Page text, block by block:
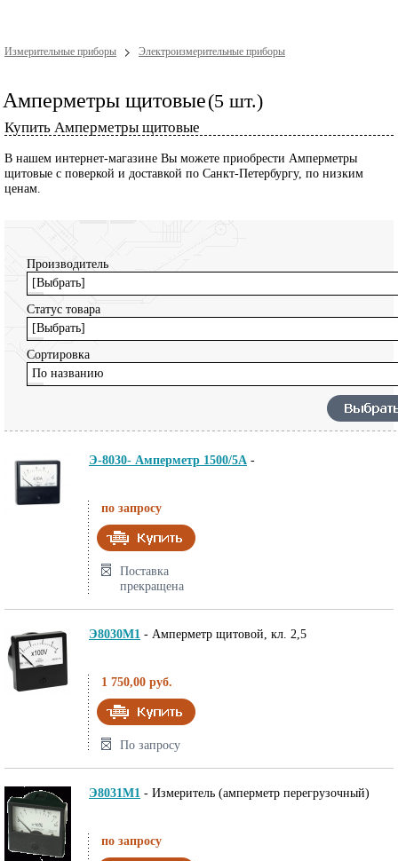
Измерительные приборы Электроизмерительные приборы
Амперметры щитовые(5 шт.)
Купить Амперметры щитовые
В нашем интернет-магазине Вы можете приобрести Амперметры
щитовые с поверкой и доставкой по Санкт-Петербургу, по низким
ценам.
Производитель
[Выбрать]
Статус товара
[Выбрать]
Сортировка
По названию
Э-8030- Амперметр 1500/5А -
по запросу
Поставка
прекращена
Э8030M1 - Амперметр щитовой, кл. 2,5
1 750,00 руб.
По запросу
Э8031М1 - Измеритель (амперметр перегрузочный)
по запросу